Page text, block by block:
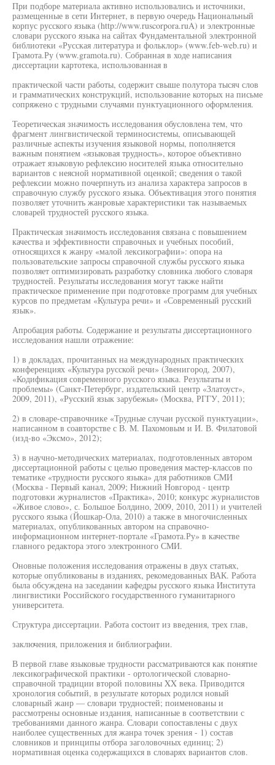
При подборе материала активно использовались и источники,
размещенные в сети Интернет, в первую очередь Национальный
корпус русского языка (http://www.ruscorpora.ruA) и электронные
словари русского языка на сайтах Фундаментальной электронной
библиотеки «Русская литература и фольклор» (www.feb-web.ru) и
Грамота.Ру (www.gramota.ru). Собранная в ходе написания
диссертации картотека, использованная в
практической части работы, содержит свыше полутора тысяч слов
и грамматических конструкций, использование которых на письме
сопряжено с трудными случаями пунктуационного оформления.
Теоретическая значимость исследования обусловлена тем, что
фрагмент лингвистической терминосистемы, описывающей
различные аспекты изучения языковой нормы, пополняется
важным понятием «языковая трудность», которое объективно
отражает языковую рефлексию носителей языка относительно
вариантов с неясной нормативной оценкой; сведения о такой
рефлексии можно почерпнуть из анализа характера запросов в
справочную службу русского языка. Объективация этого понятия
позволяет уточнить жанровые характеристики так называемых
словарей трудностей русского языка.
Практическая значимость исследования связана с повышением
качества и эффективности справочных и учебных пособий,
относящихся к жанру «малой лексикографии»: опора на
пользовательские запросы справочной службы русского языка
позволяет оптимизировать разработку словника любого словаря
трудностей. Результаты исследования могут также найти
практическое применение при подготовке программ для учебных
курсов по предметам «Культура речи» и «Современный русский
язык».
Апробация работы. Содержание и результаты диссертационного
исследования нашли отражение:
1) в докладах, прочитанных на международных практических
конференциях «Культура русской речи» (Звенигород, 2007),
«Кодификация современного русского языка. Результаты и
проблемы» (Санкт-Петербург, издательский центр «Златоуст»,
2009, 2011), «Русский язык зарубежья» (Москва, РГГУ, 2011);
2) в словаре-справочнике «Трудные случаи русской пунктуации»,
написанном в соавторстве с В. М. Пахомовым и И. В. Филатовой
(изд-во «Эксмо», 2012);
3) в научно-методических материалах, подготовленных автором
диссертационной работы с целью проведения мастер-классов по
тематике «трудности русского языка» для работников СМИ
(Москва - Первый канал, 2009; Нижний Новгород - центр
подготовки журналистов «Практика», 2010; конкурс журналистов
«Живое слово», с. Большое Болдино, 2009, 2010, 2011) и учителей
русского языка (Йошкар-Ола, 2010) а также в многочисленных
материалах, опубликованных автором на справочно-
информационном интернет-портале «Грамота.Ру» в качестве
главного редактора этого электронного СМИ.
Оновные положения исследования отражены в двух статьях,
которые опубликованы в изданиях, рекомедованных ВАК. Работа
была обсуждена на заседании кафедры русского языка Института
лингвистики Российского государственного гуманитарного
университета.
Структура диссертации. Работа состоит из введения, трех глав,
заключения, приложения и библиографии.
В первой главе языковые трудности рассматриваются как понятие
лексикографической практики - ортологической словарно-
справочной традиции второй половины XX века. Приводится
хронология событий, в результате которых родился новый
словарный жанр — словари трудностей; поименованы и
рассмотрены основные издания, написанные в соответствии с
требованиями данного жанра. Словари сопоставлены с двух
наиболее существенных для жанра точек зрения - 1) состав
словников и принципы отбора заголовочных единиц; 2)
нормативная оценка содержащихся в словарях вариантов слов.